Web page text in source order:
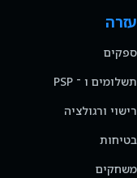
עזרה
ספקים
תשלומים ו ־ PSP
רישוי ורגולציה
בטיחות
משחקים